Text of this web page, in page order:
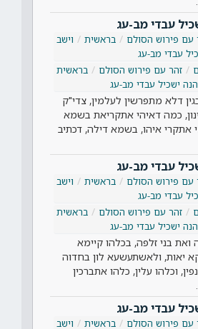
עבדי מב-עג
עם פירוש הסולם בראשית
וישב
עבדי מב-עג
זהר עם פירוש הסולם
בראשית
ישכיל עבדי מב-עג
דלא מתפרשין לעלמין, צדי"ק
כמה דאיהי אתקריאת בשמא
אתקרי איהו, בשמא דילה, דכתיב
עבדי מב-עג
עם פירוש הסולם בראשית
וישב
עבדי מב-עג
זהר עם פירוש הסולם
בראשית
ישכיל עבדי מב-עג
ואת בני זלפה, בכלהו קיימא
יאות, ולאשתעשעא לון בחדוה
וכלהו עלין, כלהו אתברכין
עבדי מב-עג
עם פירוש הסולם בראשית
וישב